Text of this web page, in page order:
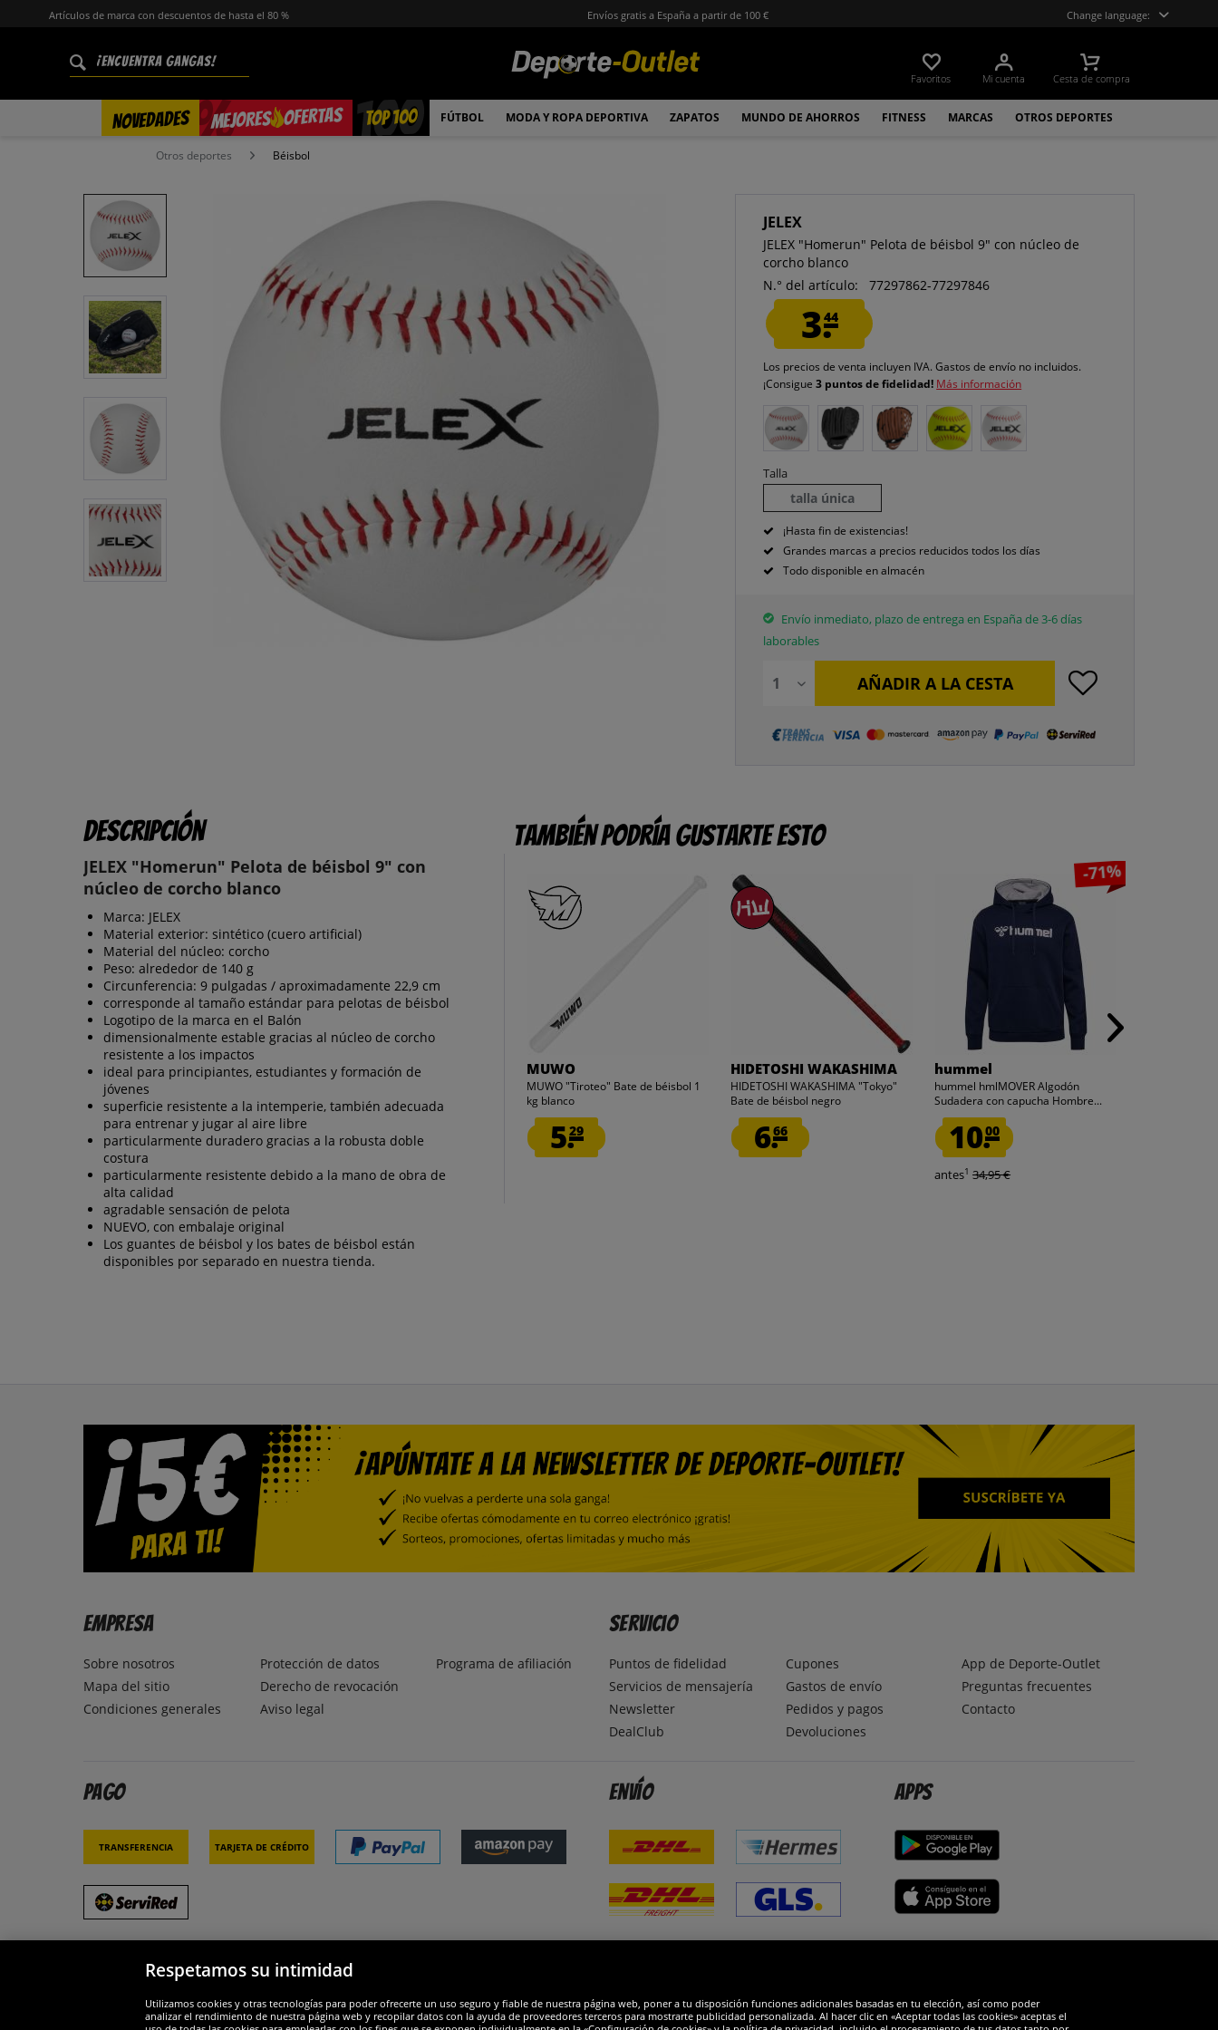
Artículos de marca con descuentos de hasta el 80 % Envíos gratis a España a partir de 100 € Change language:
Favoritos Mi cuenta Cesta de compra
NOVEDADES MEJORES OFERTAS
% TOP 100 FÚTBOL MODA Y ROPA DEPORTIVA ZAPATOS MUNDO DE AHORROS FITNESS MARCAS OTROS DEPORTES
Otros deportes Béisbol
JELEX
JELEX "Homerun" Pelota de béisbol 9" con núcleo de
corcho blanco
N.° del artículo:
77297862-77297846
3.44
Los precios de venta incluyen IVA.Gastos de envío no incluidos.
¡Consigue3 puntos de fidelidad! Más información
Talla
talla única
¡Hasta fin de existencias!
Grandes marcas a precios reducidos todos los días
Todo disponible en almacén
Envío inmediato, plazo de entrega en España de 3-6 días
laborables
AÑADIR A LA CESTA
Descripción
JELEX "Homerun" Pelota de béisbol 9" con
núcleo de corcho blanco
Marca: JELEX
Material exterior: sintético (cuero artificial)
Material del núcleo: corcho
Peso: alrededor de 140 g
Circunferencia: 9 pulgadas / aproximadamente 22,9 cm
corresponde al tamaño estándar para pelotas de béisbol
Logotipo de la marca en el Balón
dimensionalmente estable gracias al núcleo de corcho
resistente a los impactos
ideal para principiantes, estudiantes y formación de
jóvenes
superficie resistente a la intemperie, también adecuada
para entrenar y jugar al aire libre
particularmente duradero gracias a la robusta doble
costura
particularmente resistente debido a la mano de obra de
alta calidad
agradable sensación de pelota
NUEVO, con embalaje original
Los guantes de béisbol y los bates de béisbol están
disponibles por separado en nuestra tienda.
También podría gustarte esto
MUWO
MUWO "Tiroteo" Bate de béisbol 1
kg blanco
5.29
HIDETOSHI WAKASHIMA
HIDETOSHI WAKASHIMA "Tokyo"
Bate de béisbol negro
6.66
-71%
hummel
hummel hmlMOVER Algodón
Sudadera con capucha Hombre...
10.00
antes1 34,95 €
Empresa
Sobre nosotros
Mapa del sitio
Condiciones generales
Protección de datos
Derecho de revocación
Aviso legal
Programa de afiliación
Servicio
Puntos de fidelidad
Servicios de mensajería
Newsletter
DealClub
Cupones
Gastos de envío
Pedidos y pagos
Devoluciones
App de Deporte-Outlet
Preguntas frecuentes
Contacto
Pago
Transferencia Tarjeta de crédito
Envío Apps
Respetamos su intimidad
Utilizamos cookies y otras tecnologías para poder ofrecerte un uso seguro y fiable de nuestra página web, poner a tu disposición funciones adicionales basadas en tu elección, así como poder
analizar el rendimiento de nuestra página web y recopilar datos con la ayuda de proveedores terceros para mostrarte publicidad personalizada. Al hacer clic en «Aceptar todas las cookies» aceptas el